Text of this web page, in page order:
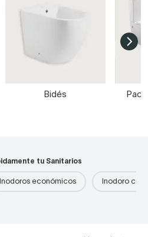
Bidés
tu Sanitarios
Inodoros económicos Inodoro